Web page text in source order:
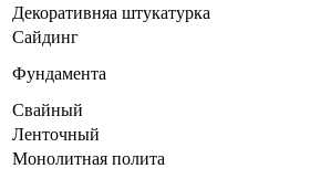
Декоративняа штукатурка
Сайдинг
Фундамента
Свайный
Ленточный
Монолитная полита